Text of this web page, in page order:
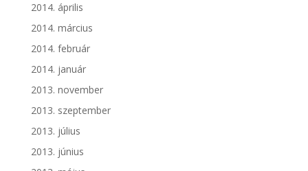
2014. április
2014. március
2014. február
2014. január
2013. november
2013. szeptember
2013. július
2013. június